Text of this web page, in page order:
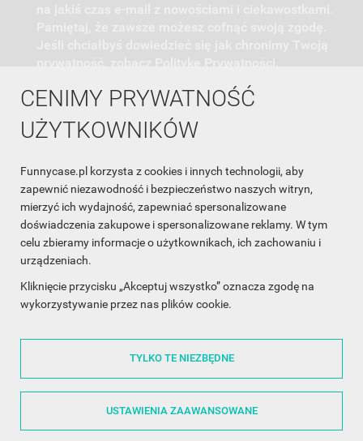
CENIMY PRYWATNOŚĆ
UŻYTKOWNIKÓW
Funnycase.pl korzysta z cookies i innych technologii, aby
zapewnić niezawodność i bezpieczeństwo naszych witryn,
mierzyć ich wydajność, zapewniać spersonalizowane
doświadczenia zakupowe i spersonalizowane reklamy. W tym
celu zbieramy informacje o użytkownikach, ich zachowaniu i
urządzeniach.
Kliknięcie przycisku „Akceptuj wszystko” oznacza zgodę na
wykorzystywanie przez nas plików cookie.
TYLKO TE NIEZBĘDNE
USTAWIENIA ZAAWANSOWANE
INFORMACJA O SKLEPIE
INFORMACJE
OBSŁUGA KLIENTA
WSPÓŁPRACA
ŚLEDŹ NAS NA FACEBOOKU
Made with❤in Poland